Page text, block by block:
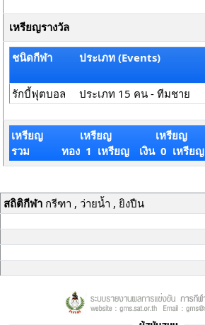
เหรียญรางวัล
ชนิดกีฬา ประเภท (Events)
รักบี้ฟุตบอล ประเภท 15 คน - ทีมชาย
เหรียญ
รวม
เหรียญ
ทอง 1 เหรียญ
เหรียญ
เงิน 0 เหรียญ
สถิติกีฬากรีฑา , ว่ายน้ำ , ยิงปืน